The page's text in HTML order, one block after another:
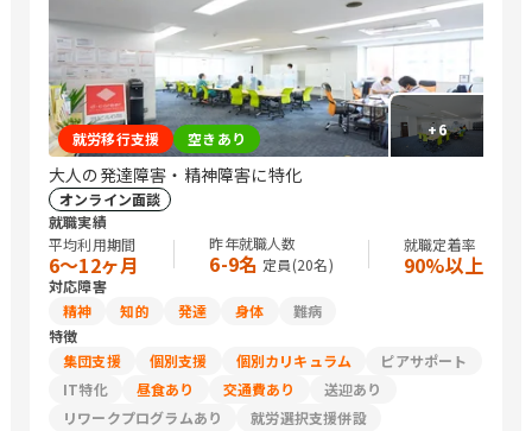
+6
就労移行支援 空きあり
大人の発達障害・精神障害に特化
オンライン面談
就職実績
平均利用期間
6〜12ヶ月
昨年就職人数
6-9名 定員(20名)
就職定着率
90%以上
対応障害
精神
知的 発達 身体
難病
特徴
集団支援
個別支援 個別カリキュラム
ピアサポート
IT特化
昼食あり 交通費あり
送迎あり
リワークプログラムあり
就労選択支援併設